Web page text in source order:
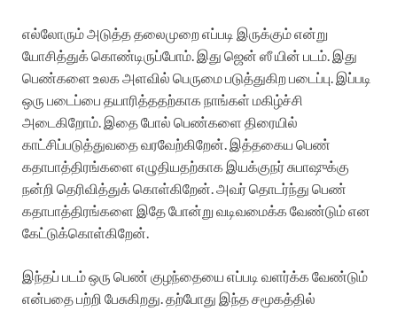
எல்லோரும் அடுத்த தலைமுறை எப்படி இருக்கும் என்று
யோசித்துக் கொண்டிருப்போம். இது ஜென் ஸீ யின் படம். இது
பெண்களை உலக அளவில் பெருமை படுத்துகிற படைப்பு. இப்படி
ஒரு படைப்பை தயாரித்ததற்காக நாங்கள் மகிழ்ச்சி
அடைகிறோம். இதை போல் பெண்களை திரையில்
காட்சிப்படுத்துவதை வரவேற்கிறேன். இத்தகைய பெண்
கதாபாத்திரங்களை எழுதியதற்காக இயக்குநர் சுபாஷுக்கு
நன்றி தெரிவித்துக் கொள்கிறேன். அவர் தொடர்ந்து பெண்
கதாபாத்திரங்களை இதே போன்று வடிவமைக்க வேண்டும் என
கேட்டுக்கொள்கிறேன்.‌
இந்தப் படம் ஒரு பெண் குழந்தையை எப்படி வளர்க்க வேண்டும்
என்பதை பற்றி பேசுகிறது. தற்போது இந்த சமூகத்தில்